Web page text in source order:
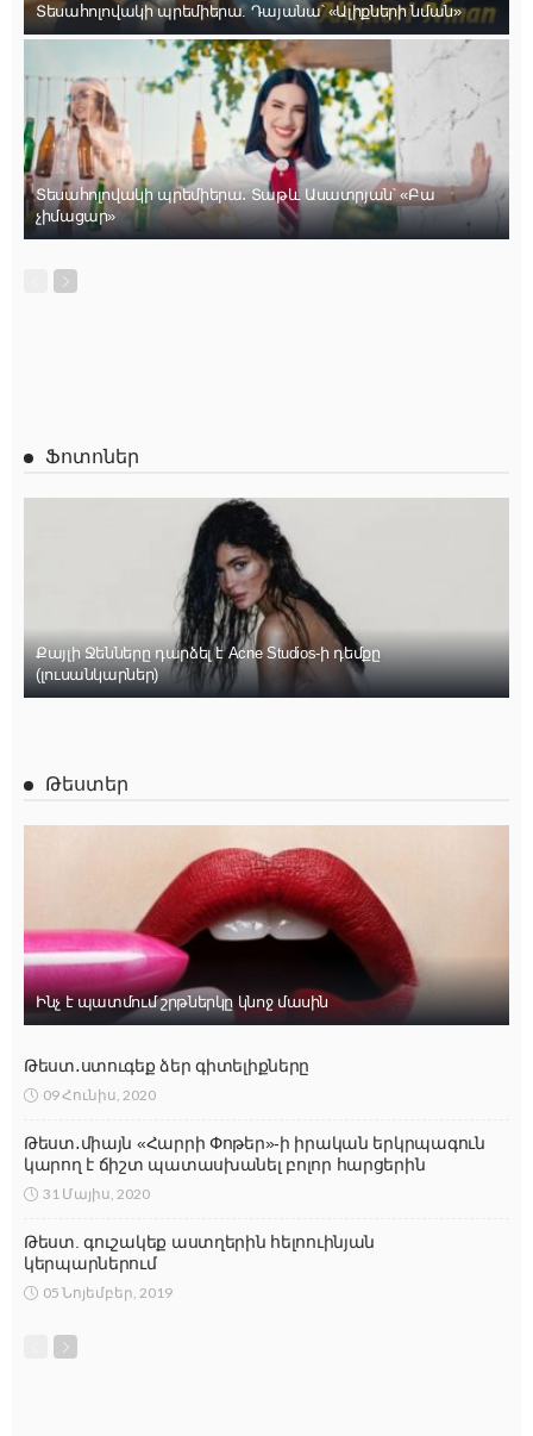
Տեսահոլովակի պրեմիերա. Դայանա՝ «Ալիքների նման»
Տեսահոլովակի պրեմիերա․ Տաթև Ասատրյան՝ «Բա
չիմացար»
Ֆոտոներ
Քայլի Ջենները դարձել է Acne Studios-ի դեմքը
(լուսանկարներ)
Թեստեր
Ինչ է պատմում շրթներկը կնոջ մասին
Թեստ․ստուգեք ձեր գիտելիքները
09 Հունիս, 2020
Թեստ․միայն «Հարրի Փոթեր»-ի իրական երկրպագուն
կարող է ճիշտ պատասխանել բոլոր հարցերին
31 Մայիս, 2020
Թեստ. գուշակեք աստղերին հելոուինյան
կերպարներում
05 Նոյեմբեր, 2019